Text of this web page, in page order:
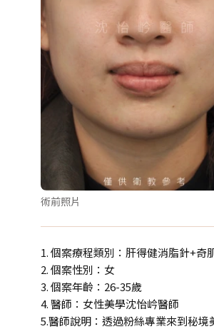
術前照片
1. 個案療程類別：肝得健消脂針+奇
2. 個案性別：女
3. 個案年齡：26-35歲
4. 醫師：女性美學沈怡岒醫師
5.醫師說明：透過粉絲專業來到秘